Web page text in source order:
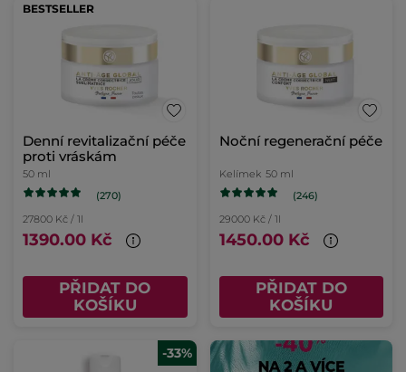
BESTSELLER
Denní revitalizační péče
proti vráskám
50 ml
(270)
27800 Kč / 1l
1390.00 Kč
PŘIDAT DO
KOŠÍKU
Noční regenerační péče
Kelímek 50 ml
(246)
29000 Kč / 1l
1450.00 Kč
PŘIDAT DO
KOŠÍKU
-33%